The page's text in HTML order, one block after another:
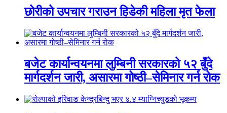
छोरीको उपचार गराउन हिडेकी महिला मृत फेला
बजेट कार्यान्वयनमा लुम्बिनी सरकारको ५२ बुँदे
मार्गदर्शन जारी, असारमा गोष्ठी–सेमिनार गर्न रोक